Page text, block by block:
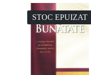
STOC EPUIZAT